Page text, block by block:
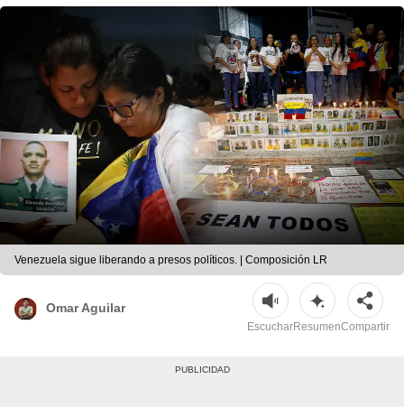
Venezuela sigue liberando a presos políticos. | Composición LR
Omar Aguilar
EscucharResumenCompartir